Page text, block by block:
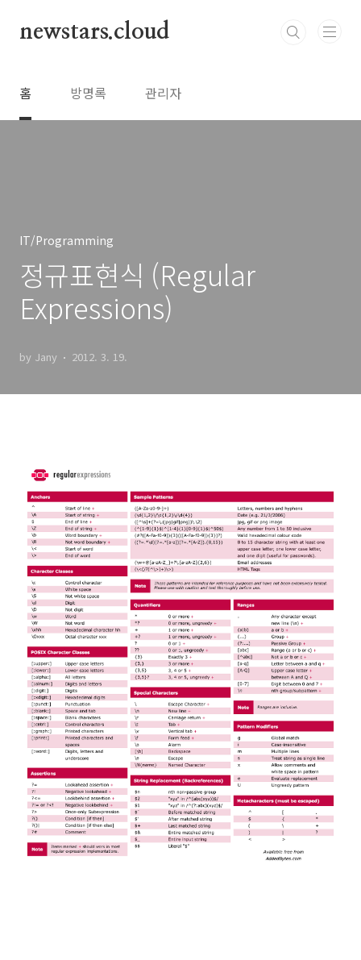
newstars.cloud
홈 방명록 관리자
IT/Programming
정규표현식 (Regular
Expressions)
by Jany 2012. 3. 19.